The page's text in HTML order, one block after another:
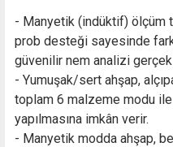
- Manyetik (indüktif) ölçüm
prob desteği sayesinde
güvenilir nem analizi
- Yumuşak/sert ahşap,
toplam 6 malzeme modu
yapılmasına imkân verir.
- Manyetik modda ahşap,